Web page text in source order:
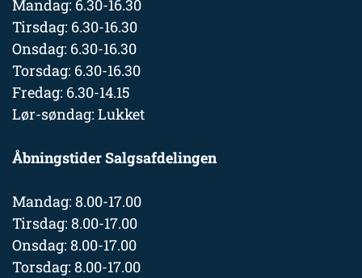
Mandag: 6.30-16.30
Tirsdag: 6.30-16.30
Onsdag: 6.30-16.30
Torsdag: 6.30-16.30
Fredag: 6.30-14.15
Lør-søndag: Lukket
Åbningstider Salgsafdelingen
Mandag: 8.00-17.00
Tirsdag: 8.00-17.00
Onsdag: 8.00-17.00
Torsdag: 8.00-17.00